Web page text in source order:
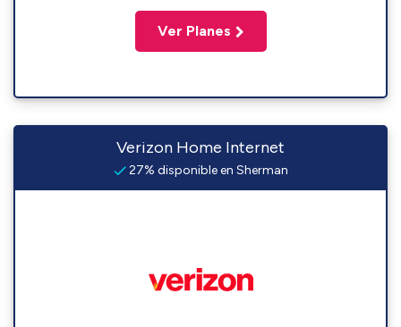
Ver Planes
Verizon Home Internet
27% disponible en Sherman